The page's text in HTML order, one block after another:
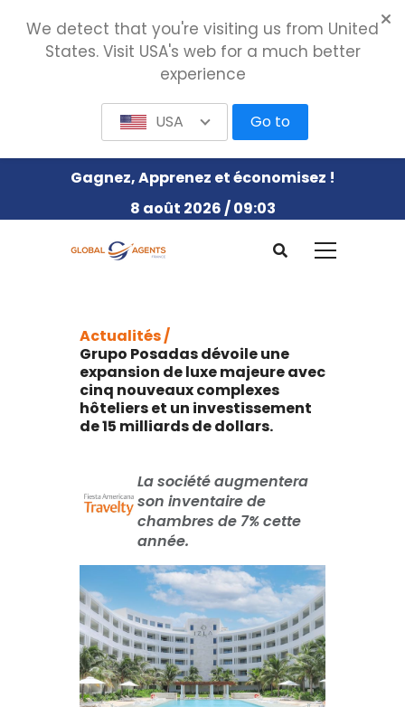
Gagnez, Apprenez et économisez !
8 août 2026 / 09:03
Actualités /
Grupo Posadas dévoile une
expansion de luxe majeure avec
cinq nouveaux complexes
hôteliers et un investissement
de 15 milliards de dollars.
La société augmentera
son inventaire de
chambres de 7% cette
année.
We detect that you're visiting us from United
States. Visit USA's web for a much better
experience
USA Go to